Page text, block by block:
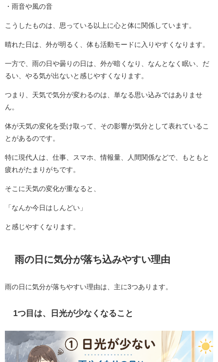
・雨音や風の音
こうしたものは、思っている以上に心と体に関係しています。
晴れた日は、外が明るく、体も活動モードに入りやすくなります。
一方で、雨の日や曇りの日は、外が暗くなり、なんとなく眠い、だ
るい、やる気が出ないと感じやすくなります。
つまり、天気で気分が変わるのは、単なる思い込みではありませ
ん。
体が天気の変化を受け取って、その影響が気分として表れているこ
とがあるのです。
特に現代人は、仕事、スマホ、情報量、人間関係などで、もともと
疲れがたまりがちです。
そこに天気の変化が重なると、
「なんか今日はしんどい」
と感じやすくなります。
雨の日に気分が落ち込みやすい理由
雨の日に気分が落ちやすい理由は、主に3つあります。
1つ目は、日光が少なくなること